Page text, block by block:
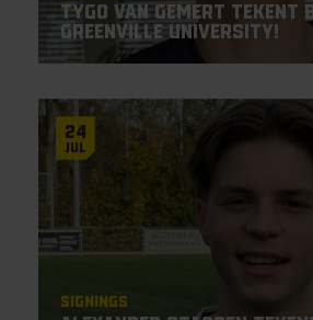
Tygo van Gemert tekent
Greenville University!
24
Jul
Signings